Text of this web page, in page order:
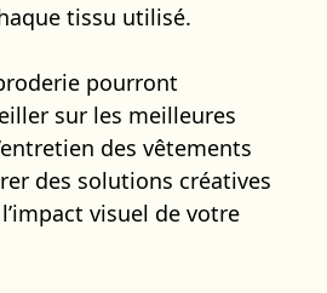
tissu utilisé.
pourront
sur les meilleures
des vêtements
des solutions créatives
visuel de votre